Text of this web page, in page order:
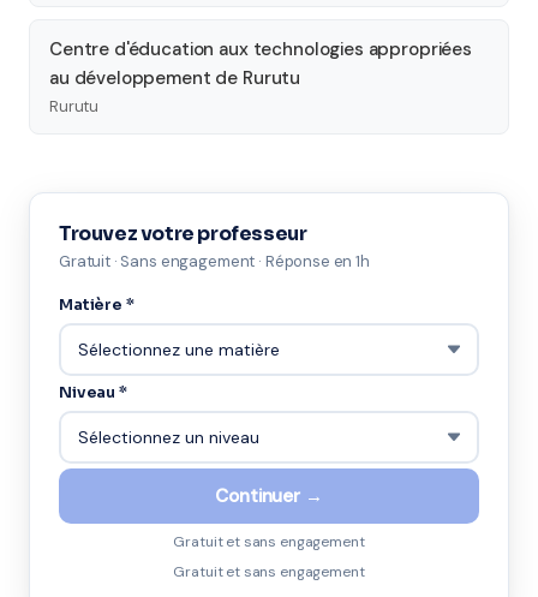
Centre d'éducation aux technologies appropriées
au développement de Rurutu
Rurutu
Trouvez votre professeur
Gratuit · Sans engagement · Réponse en 1h
Matière *
Niveau *
Continuer →
Gratuit et sans engagement
Gratuit et sans engagement